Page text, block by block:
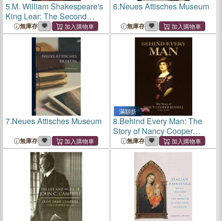
5.M. William Shakespeare's
King Lear: The Second
Quarto, 1608, a Facsimile
(From the British Museum
Copy, C. 34, K. 19.)
無庫存
6.Neues Attisches Museum
無庫存
7.Neues Attisches Museum
無庫存
滿額折
8.Behind Every Man: The
Story of Nancy Cooper
Russell
無庫存